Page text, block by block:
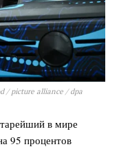
/ picture alliance / dpa
в мире
95 процентов